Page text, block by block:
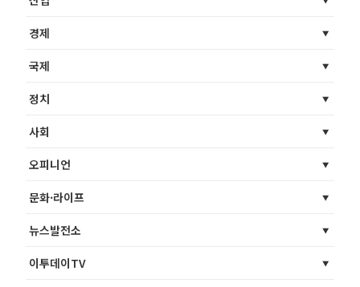
경제
국제
정치
사회
오피니언
문화·라이프
뉴스발전소
이투데이TV